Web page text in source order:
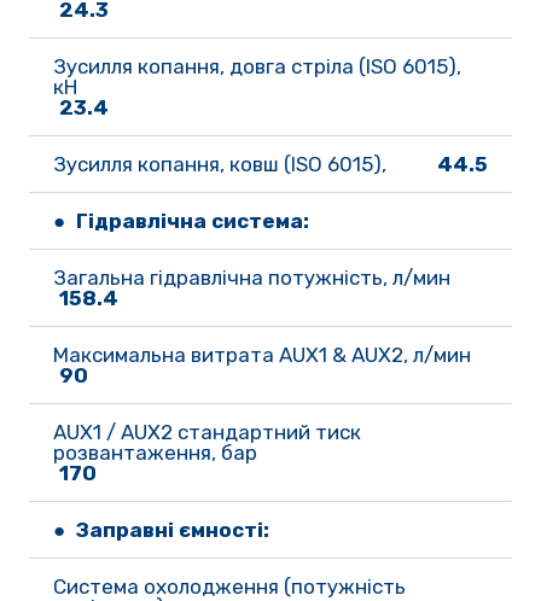
24.3
Зусилля копання, довга стріла (ISO 6015),
кН
23.4
Зусилля копання, ковш (ISO 6015), 44.5
● Гідравлічна система:
Загальна гідравлічна потужність, л/мин
158.4
Максимальна витрата AUX1 & AUX2, л/мин
90
AUX1 / AUX2 стандартний тиск
розвантаження, бар
170
● Заправні ємності:
Система охолодження (потужність